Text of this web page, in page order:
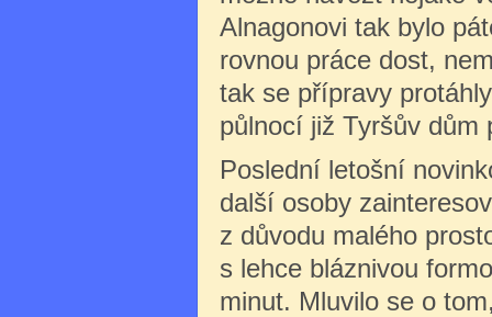
Alnagonovi tak bylo
rovnou práce dost,
tak se přípravy
půlnocí již Tyršův dům
Poslední letošní
další osoby
z důvodu malého
s lehce bláznivou
minut. Mluvilo se o